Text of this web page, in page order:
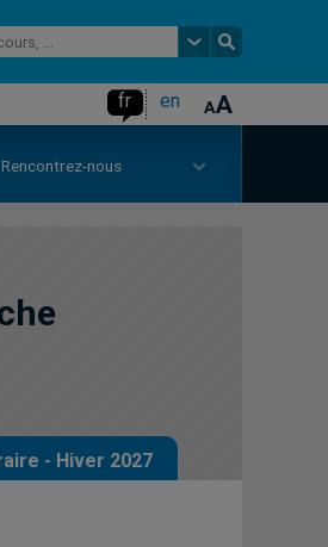
fr en
Rencontrez-nous
- Hiver 2027